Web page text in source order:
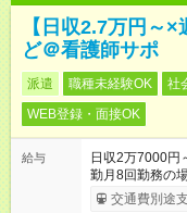
【日収2.7万円～
ど＠看護師サポ
派遣 職種未経験OK 社
WEB登録・面接OK
給与
日収2万7000
勤月8回勤務の場
交通費別途